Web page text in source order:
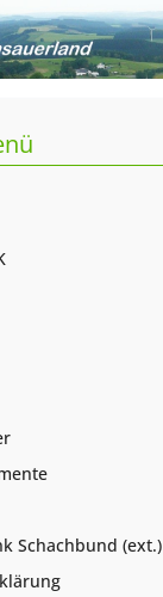
Schachbund (ext.)